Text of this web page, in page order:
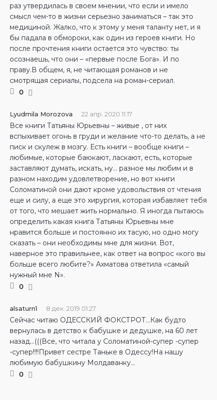
раз утвердилась в своем мнении, что если и имело
смысл чем-то в жизни серьезно заниматься – так это
медициной. Жалко, что к этому у меня таланту нет, и я
бы падала в обмороки, как один из героев книги. Но
после прочтения книги остается это чувство: ты
осознаешь, что они – «первые после Бога». И по
праву.В общем, я, не читающая романов и не
смотрящая сериалы, подсела на роман-сериал.
0
Lyudmila Morozova 22 апр. 2020 11:17
Все книги Татьяны Юрьевны – живые , от них
вспыхивает огонь в груди и желание что-то делать, а не
писк и скулеж в мозгу. Есть книги – вообще книги –
любимые, которые баюкают, ласкают, есть, которые
заставляют думать, искать, ну… разное мы любим и в
разном находим удовлетворение, но вот книги
Соломатиной они дают кроме удовольствия от чтения
еще и силу, а еще это хирургия, которая избавляет тебя
от того, что мешает жить нормально. Я иногда пытаюсь
определить какая книга Татьяны Юрьевны мне
нравится больше и постоянно их тасую, но одно могу
сказать – они необходимы мне для жизни. Вот,
наверное это правильнее, как ответ на вопрос «кого вы
больше всего любите?» Ахматова ответила «самый
нужный мне N».
0
alsaturn1 8 дек. 2019 01:27
Сейчас читаю ОДЕССКИЙ ФОКСТРОТ…Как будто
вернулась в детство к бабушке и дедушке, на 60 лет
назад…(((Все, что читала у Соломатиной-супер -супер
-супер!!!!Привет сестре Таньке в Одессу!На нашу
любимую бабушкину Молдаванку…
0